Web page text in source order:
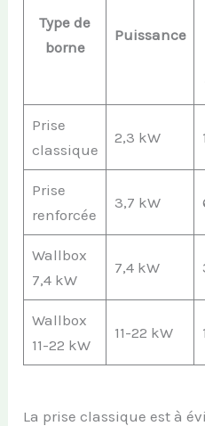
Type de
borne
Puissance
Prise
classique
2,3 kW
Prise
renforcée
3,7 kW
Wallbox
7,4 kW
7,4 kW
Wallbox
11-22 kW
11-22 kW
La prise classique est à